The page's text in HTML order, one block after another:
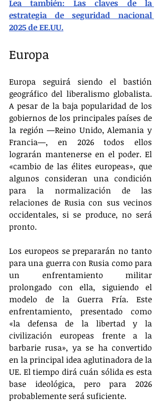
Lea también: Las claves de la
estrategia de seguridad nacional
2025 de EE.UU.
Europa
Europa seguirá siendo el bastión
geográfico del liberalismo globalista.
A pesar de la baja popularidad de los
gobiernos de los principales países de
la región —Reino Unido, Alemania y
Francia—, en 2026 todos ellos
lograrán mantenerse en el poder. El
«cambio de las élites europeas», que
algunos consideran una condición
para la normalización de las
relaciones de Rusia con sus vecinos
occidentales, si se produce, no será
pronto.
Los europeos se prepararán no tanto
para una guerra con Rusia como para
un enfrentamiento militar
prolongado con ella, siguiendo el
modelo de la Guerra Fría. Este
enfrentamiento, presentado como
«la defensa de la libertad y la
civilización europeas frente a la
barbarie rusa», ya se ha convertido
en la principal idea aglutinadora de la
UE. El tiempo dirá cuán sólida es esta
base ideológica, pero para 2026
probablemente será suficiente.